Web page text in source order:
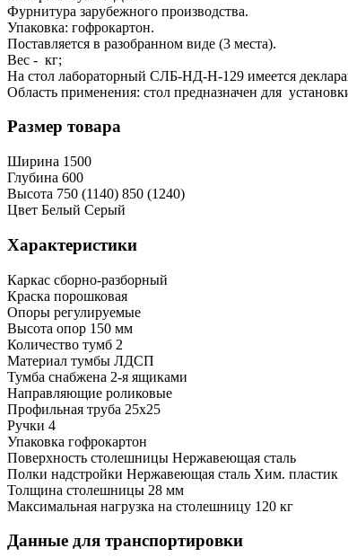
Фурнитура зарубежного производства.
Упаковка: гофрокартон.
Поставляется в разобранном виде (3 места).
Вес - кг;
На стол лабораторный CЛБ-НД-Н-129 имеется
Область применения: стол предназначен для
Размер товара
Ширина 1500
Глубина 600
Высота 750 (1140) 850 (1240)
Цвет Белый Серый
Характеристики
Каркас сборно-разборный
Краска порошковая
Опоры регулируемые
Высота опор 150 мм
Количество тумб 2
Материал тумбы ЛДСП
Тумба снабжена 2-я ящиками
Направляющие роликовые
Профильная труба 25х25
Ручки 4
Упаковка гофрокартон
Поверхность столешницы Нержавеющая сталь
Полки надстройки Нержавеющая сталь Хим. пластик
Толщина столешницы 28 мм
Максимальная нагрузка на столешницу 120 кг
Данные для транспортировки